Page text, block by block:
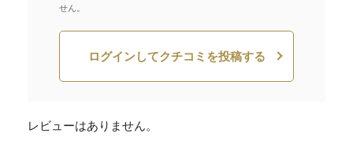
せん。
ログインしてクチコミを投稿する
レビューはありません。